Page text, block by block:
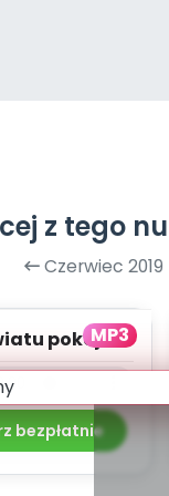
z tego
Czerwiec 2019
MP3
pokój -
(PD, mp3)
bezpłatnie